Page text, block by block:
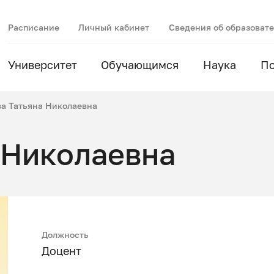
Расписание Личный кабинет Сведения об
Университет Обучающимся Наука
Татьяна Николаевна
Должность
Доцент